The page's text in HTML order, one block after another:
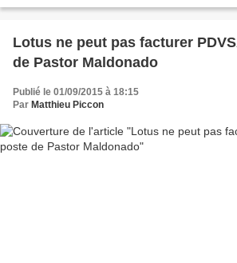
Lotus ne peut pas facturer
de Pastor Maldonado
Publié le 01/09/2015 à 18:15
Par Matthieu Piccon